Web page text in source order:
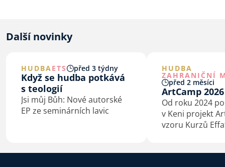
Další novinky
HUDBAETS před 3 týdny
Když se hudba potkává
s teologií
Jsi můj Bůh: Nové autorské
EP ze seminárních lavic
HUDBA
ZAHRANIČNÍ
před 2 měsíci
ArtCamp 2026
Od roku 2024
v Keni projekt
vzoru Kurzů